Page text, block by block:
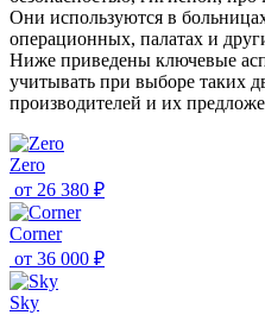
Они используются в
операционных, палатах и
Ниже приведены ключевые
учитывать при выборе таких
производителей и их
Zero
от 26 380 ₽
Corner
от 36 000 ₽
Sky